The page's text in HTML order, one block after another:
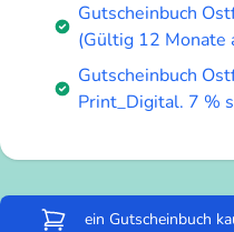
Gutscheinbuch
(Gültig 12 Monate
Gutscheinbuch
Print_Digital. 7 %
ein Gutscheinbuch